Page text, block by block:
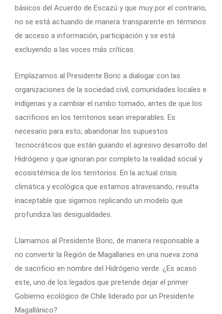
básicos del Acuerdo de Escazú y que muy por el contrario,
no se está actuando de manera transparente en términos
de acceso a información, participación y se está
excluyendo a las voces más críticas.
Emplazamos al Presidente Boric a dialogar con las
organizaciones de la sociedad civil, comunidades locales e
indígenas y a cambiar el rumbo tomado, antes de que los
sacrificios en los territorios sean irreparables. Es
necesario para esto, abandonar los supuestos
tecnocráticos que están guiando el agresivo desarrollo del
Hidrógeno y que ignoran por completo la realidad social y
ecosistémica de los territorios. En la actual crisis
climática y ecológica que estamos atravesando, resulta
inaceptable que sigamos replicando un modelo que
profundiza las desigualdades.
Llamamos al Presidente Boric, de manera responsable a
no convertir la Región de Magallanes en una nueva zona
de sacrificio en nombre del Hidrógeno verde. ¿Es acaso
este, uno de los legados que pretende dejar el primer
Gobierno ecológico de Chile liderado por un Presidente
Magallánico?